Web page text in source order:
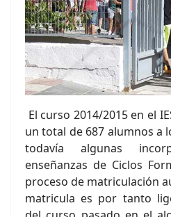
El curso 2014/2015 en el
un total de 687 alumnos a
todavía algunas
enseñanzas de Ciclos
proceso de matriculación
matricula es por tanto